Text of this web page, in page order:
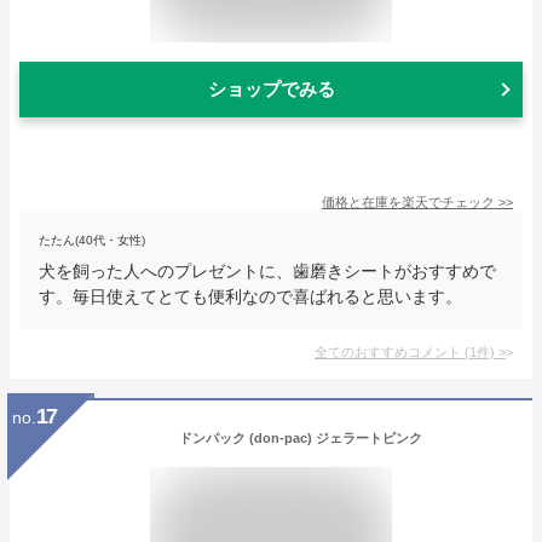
ショップでみる
価格と在庫を楽天でチェック >>
たたん(40代・女性)
犬を飼った人へのプレゼントに、歯磨きシートがおすすめで
す。毎日使えてとても便利なので喜ばれると思います。
全てのおすすめコメント (1件) >
no. 17
ドンパック (don-pac) ジェラートピンク